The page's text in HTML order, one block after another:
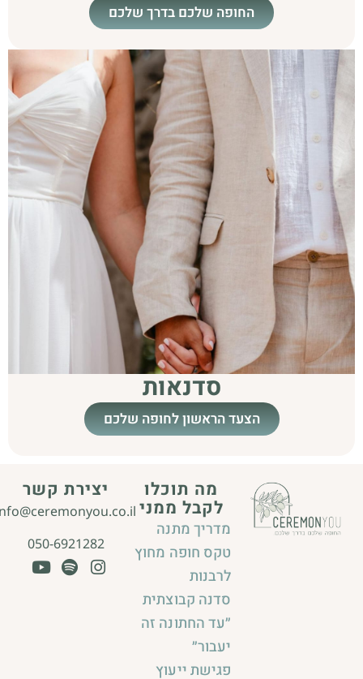
החופה שלכם בדרך שלכם
סדנאות
הצעד הראשון לחופה שלכם
מה תוכלו
לקבל ממני
מדריך מתנה
טקס חופה מחוץ
לרבנות
סדנה קבוצתית
״עד החתונה זה
יעבור״
פגישת ייעוץ
יצירת קשר
info@ceremonyou.co.il
050-6921282